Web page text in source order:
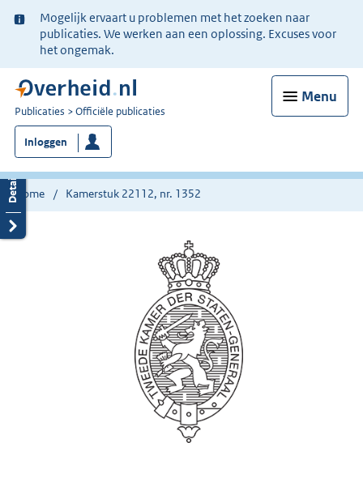
Ter
informatie:
Mogelijk ervaart u problemen met het zoeken naar
publicaties. We werken aan een oplossing. Excuses voor
het ongemak.
Menu
U
bent
nu
hier:
Publicaties Officiële publicaties
Inloggen
Home Kamerstuk 22112, nr. 1352